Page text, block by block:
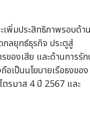
พิ่มประสิทธิภาพรอบด้าน
ลยุทธ์ธุรกิจ ประตูสู่
องเสีย และด้านการรัก
อเป็นนโยบายเรือธงของ
รมาส 4 ปี 2567 และ